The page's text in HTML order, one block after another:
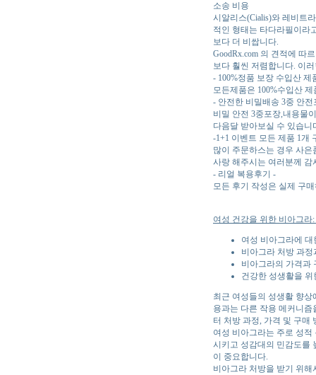
소송 비용
시알리스(Cialis)와 레비트
적인 형태는 타다라필이라
보다 더 비쌉니다.
GoodRx.com 의 견적에 따
보다 훨씬 저렴합니다. 이
- 100%정품 보장 수입산 제
모든제품은 100%수입산
- 안전한 비밀배송 3중 안전
비밀 안전 3중포장,내용물
다음달 받아보실 수 있습니
-1+1 이벤트 모든 제품 1개
많이 주문하스는 경우 사
사랑 해주시는 여러분께
- 리얼 복용후기 -
모든 후기 작성은 실제 구
여성 건강을 위한 비아그라
여성 비아그라에 대
비아그라 처방 과정
비아그라의 가격과
건강한 성생활을 위
최근 여성들의 성생활 향
용과는 다른 작용 메커니
터 처방 과정, 가격 및 구매
여성 비아그라는 주로 성
시키고 성감대의 민감도를
이 중요합니다.
비아그라 처방을 받기 위